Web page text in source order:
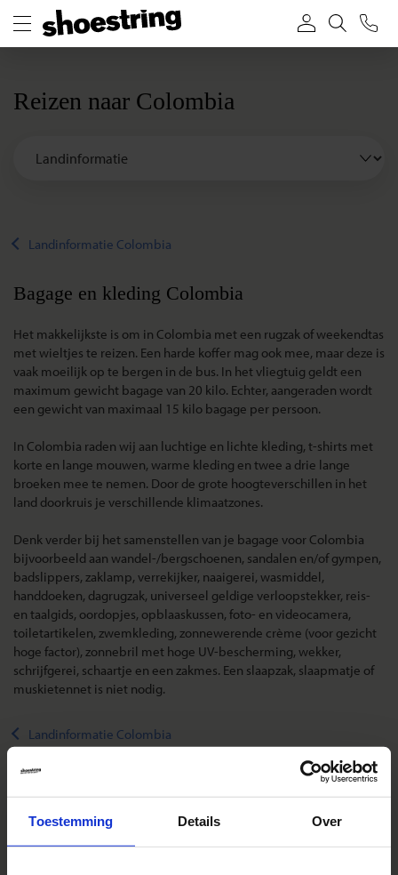
Toestemming Details Over
Reizen naar Colombia
Landinformatie Colombia
Bagage en kleding Colombia
Het makkelijkste is om in Colombia met een rugzak of weekendtas
met wieltjes te reizen. Een harde koffer mag ook mee, maar deze is
vaak moeilijk op te bergen in de bus. In het vliegtuig geldt een
maximum gewicht bagage van 20 kilo. Echter, aangeraden wordt
een gewicht van maximaal 15 kilo bagage per persoon.
In Colombia raden wij aan luchtige en lichte kleding, t-shirts met
korte en lange mouwen, warme kleding en twee a drie lange
broeken mee te nemen. Door de grote hoogteverschillen in het
land doorkruis je verschillende klimaatzones.
Denk verder bij het samenstellen van je bagage voor Colombia
bijvoorbeeld aan wandel-/bergschoenen, sandalen en/of gympen,
badslippers, zaklamp, verrekijker, naaigerei, wasmiddel,
handdoeken, dagrugzak, universeel geldige verloopstekker, reis-
en taalgids, oordopjes, opblaaskussen, foto- en videocamera,
toiletartikelen, zwemkleding, zonnewerende crème (voor gezicht
hoge factor), zonnebril met hoge UV-bescherming, wekker,
schrijfgerei, schaartje en een zakmes. Een slaapzak, slaapmatje of
muskietennet is niet nodig.
Landinformatie Colombia
Reizen met Shoestring